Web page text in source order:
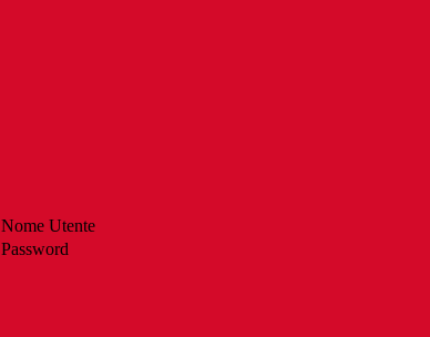
Nome Utente
Password